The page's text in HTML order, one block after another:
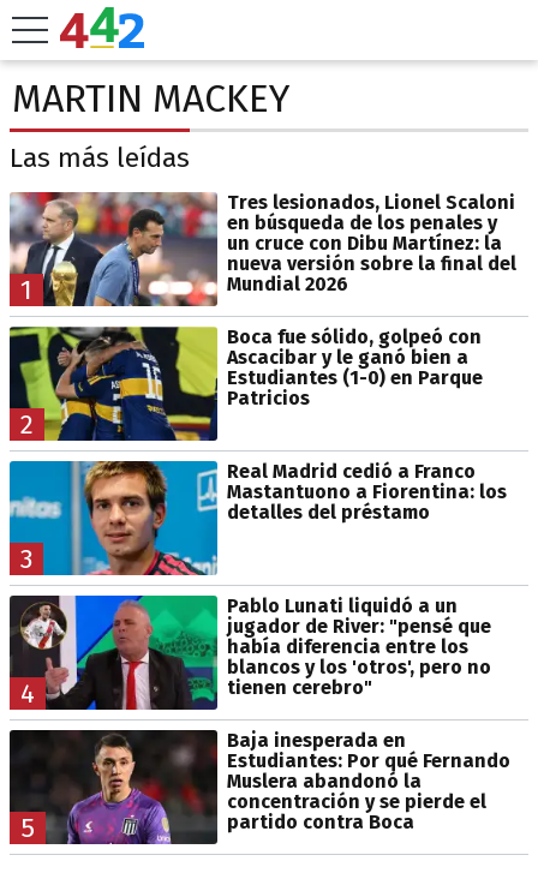
MARTIN MACKEY
Las más leídas
1
Tres lesionados, Lionel Scaloni
en búsqueda de los penales y
un cruce con Dibu Martínez: la
nueva versión sobre la final del
Mundial 2026
2
Boca fue sólido, golpeó con
Ascacibar y le ganó bien a
Estudiantes (1-0) en Parque
Patricios
3
Real Madrid cedió a Franco
Mastantuono a Fiorentina: los
detalles del préstamo
4
Pablo Lunati liquidó a un
jugador de River: "pensé que
había diferencia entre los
blancos y los 'otros', pero no
tienen cerebro"
5
Baja inesperada en
Estudiantes: Por qué Fernando
Muslera abandonó la
concentración y se pierde el
partido contra Boca